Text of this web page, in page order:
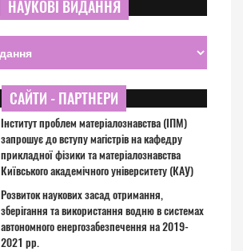
НАУКОВІ ВИДАННЯ
САЙТИ - ПАРТНЕРИ
Інститут проблем матеріалознавства (ІПМ)
запрошує до вступу магістрів на кафедру
прикладної фізики та матеріалознавства
Київського академічного університету (КАУ)
Розвиток наукових засад отримання,
зберігання та використання водню в системах
автономного енергозабезпечення на 2019-
2021 рр.